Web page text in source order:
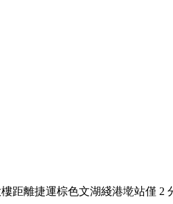
距離捷運棕色文湖綫港墘站僅 2